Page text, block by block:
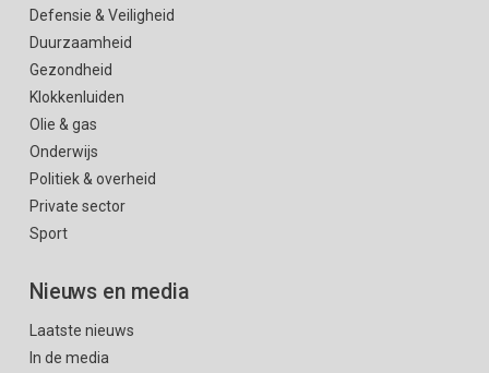
Defensie & Veiligheid
Duurzaamheid
Gezondheid
Klokkenluiden
Olie & gas
Onderwijs
Politiek & overheid
Private sector
Sport
Nieuws en media
Laatste nieuws
In de media